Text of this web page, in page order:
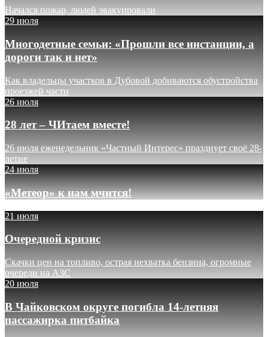
Начался пожар, людей эвакуировали
29 июля
Многодетные семьи: «Прошли все инстанции, а
дороги так и нет»
Как владельцы участков в Дубовой добиваются обустройства
проезжей части
26 июля
28 лет – ЧИтаем вместе!
26 июля еженедельник «Частный Интерес» празднует своё 28-
летие
24 июля
«Метеор» к нам мчится!
21 июля
Очередной кризис
Скачки цен на топливо, острая нехватка бензина, огромные
очереди на АЗС
20 июля
В Чайковском округе погибла 14-летняя
пассажирка питбайка